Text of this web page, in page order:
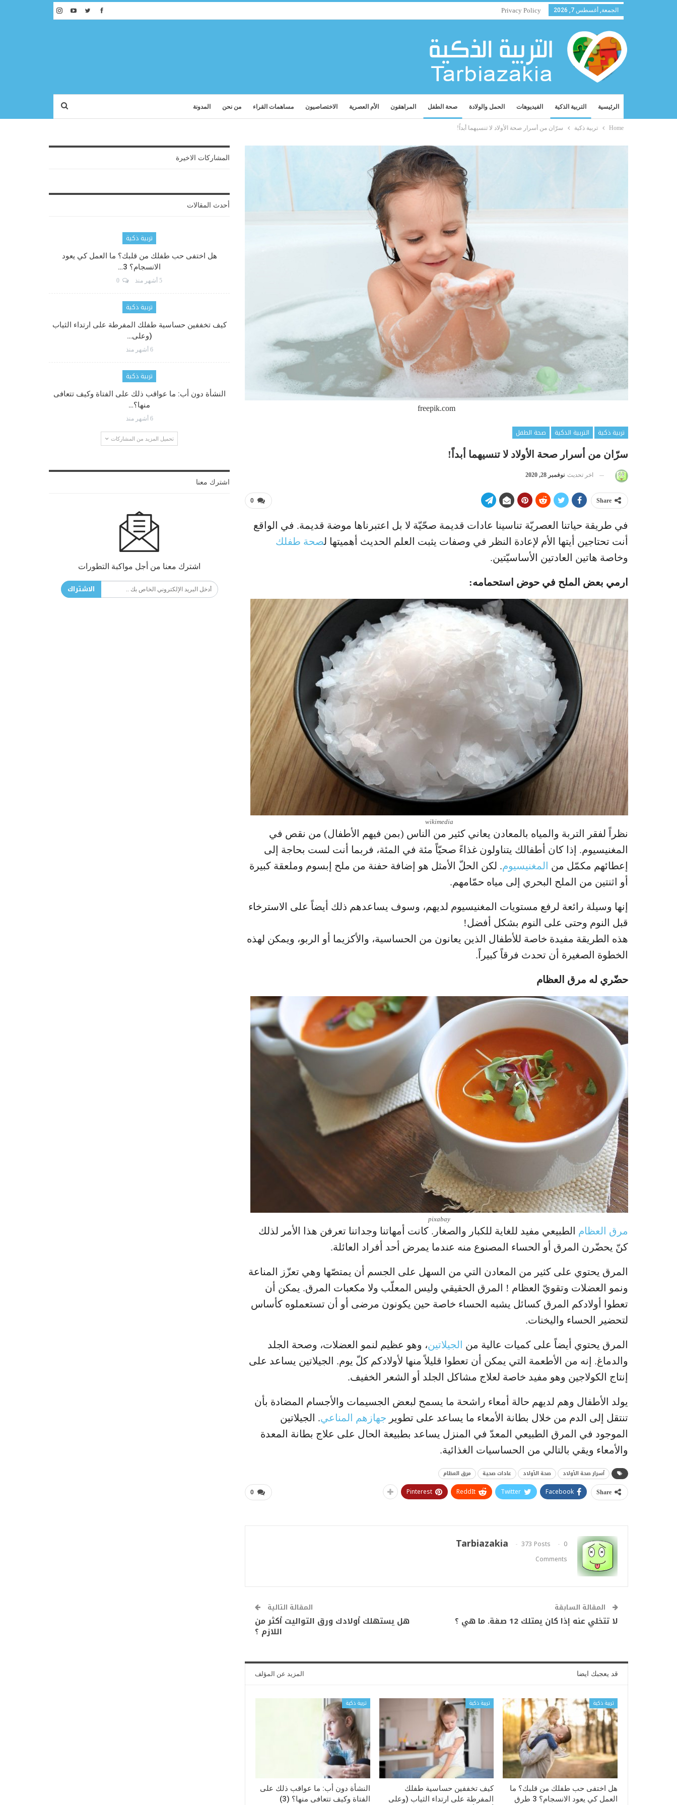
الجمعة, أغسطس 7, 2026 Privacy Policy
الرئيسية التربية الذكية الفيديوهات الحمل والولادة صحة الطفل المراهقون الأم العصرية الاختصاصيون مساهمات القراء من نحن المدونة
Home تربية ذكية سرّان من أسرار صحة الأولاد لا تنسيهما أبداً!
freepik.com
تربية ذكية التربية الذكية
صحة الطفل
سرّان من أسرار صحة الأولاد لا تنسيهما أبداً!
اخر تحديث نوفمبر 28, 2020
0 Share
في طريقة حياتنا العصريّة تناسينا عادات قديمة صحّيّة لا بل اعتبرناها موضة قديمة. في الواقع
أنت تحتاجين أيتها الأم لإعادة النظر في وصفات يثبت العلم الحديث أهميتها لصحة طفلك
وخاصة هاتين العادتين الأساسيّتين.
ارمي بعض الملح في حوض استحمامه:
wikimedia
نظراً لفقر التربة والمياه بالمعادن يعاني كثير من الناس (بمن فيهم الأطفال) من نقص في
المغنيسيوم. إذا كان أطفالك يتناولون غذاءً صحيّاً مئة في المئة، فربما أنت لست بحاجة إلى
إعطائهم مكمّل من المغنيسيوم. لكن الحلّ الأمثل هو إضافة حفنة من ملح إبسوم وملعقة كبيرة
أو اثنتين من الملح البحري إلى مياه حمّامهم.
إنها وسيلة رائعة لرفع مستويات المغنيسيوم لديهم، وسوف يساعدهم ذلك أيضاً على الاسترخاء
قبل النوم وحتى على النوم بشكل أفضل!
هذه الطريقة مفيدة خاصة للأطفال الذين يعانون من الحساسية، والأكزيما أو الربو، ويمكن لهذه
الخطوة الصغيرة أن تحدث فرقاً كبيراً.
حضّري له مرق العظام
pixabay
مرق العظام الطبيعي مفيد للغاية للكبار والصغار. كانت أمهاتنا وجداتنا تعرفن هذا الأمر لذلك
كنّ يحضّرن المرق أو الحساء المصنوع منه عندما يمرض أحد أفراد العائلة.
المرق يحتوي على كثير من المعادن التي من السهل على الجسم أن يمتصّها وهي تعزّز المناعة
ونمو العضلات وتقويّ العظام ! المرق الحقيقي وليس المعلّب ولا مكعبات المرق. يمكن أن
تعطوا أولادكم المرق كسائل يشبه الحساء خاصة حين يكونون مرضى أو أن تستعملوه كأساس
لتحضير الحساء واليخنات.
المرق يحتوي أيضاً على كميات عالية من الجيلاتين، وهو عظيم لنمو العضلات، وصحة الجلد
والدماغ. إنه من الأطعمة التي يمكن أن تعطوا قليلاً منها لأولادكم كلّ يوم. الجيلاتين يساعد على
إنتاج الكولاجين وهو مفيد خاصة لعلاج مشاكل الجلد أو الشعر الخفيف.
يولد الأطفال وهم لديهم حالة أمعاء راشحة ما يسمح لبعض الجسيمات والأجسام المضادة بأن
تنتقل إلى الدم من خلال بطانة الأمعاء ما يساعد على تطوير جهازهم المناعي. الجيلاتين
الموجود في المرق الطبيعي المعدّ في المنزل يساعد بطبيعة الحال على علاج بطانة المعدة
والأمعاء ويقي بالتالي من الحساسيات الغذائية.
أسرار صحة الأولاد صحة الأولاد عادات صحية مرق العظام
0 Share
Facebook
Twitter
ReddIt
Pinterest
Tarbiazakia 373 Posts
0
Comments
المقالة السابقة
لا تتخلي عنه إذا كان يمتلك 12 صفة. ما هي ؟
المقالة التالية
هل يستهلك أولادك ورق التواليت أكثر من
اللازم ؟
قد يعجبك ايضا المزيد عن المؤلف
تربية ذكية
هل اختفى حب طفلك من قلبك؟ ما
العمل كي يعود الانسجام؟ 3 طرق
تربية ذكية
كيف تخففين حساسية طفلك
المفرطة على ارتداء الثياب (وعلى
تربية ذكية
النشأة دون أب: ما عواقب ذلك على
الفتاة وكيف تتعافى منها؟ (3)
المشاركات الاخيرة
أحدث المقالات
تربية ذكية
هل اختفى حب طفلك من قلبك؟ ما العمل كي يعود
الانسجام؟ 3…
5 أشهر منذ
تربية ذكية
كيف تخففين حساسية طفلك المفرطة على ارتداء الثياب
(وعلى…
6 أشهر منذ
تربية ذكية
النشأة دون أب: ما عواقب ذلك على الفتاة وكيف تتعافى
منها؟…
6 أشهر منذ
تحميل المزيد من المشاركات
اشترك معنا
اشترك معنا من أجل مواكبة التطورات
الاشتراك